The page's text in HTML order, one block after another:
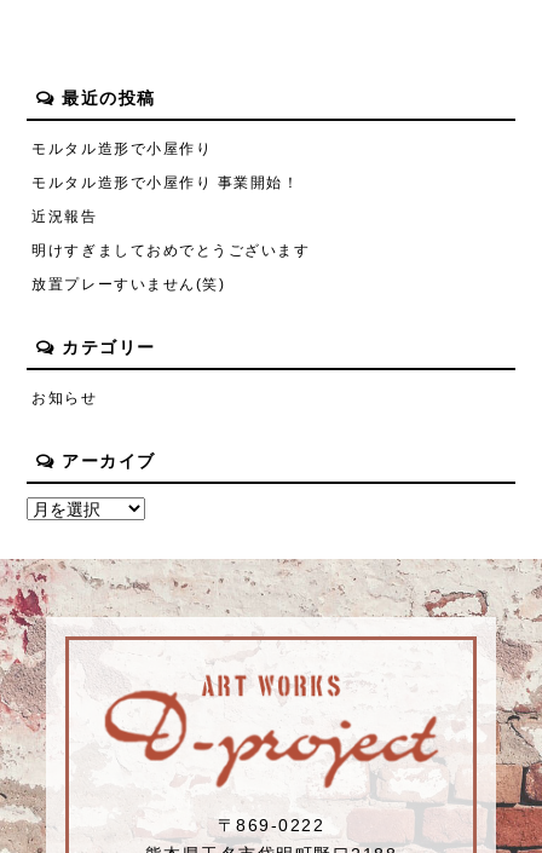
最近の投稿
モルタル造形で小屋作り
モルタル造形で小屋作り 事業開始！
近況報告
明けすぎましておめでとうございます
放置プレーすいません(笑)
カテゴリー
お知らせ
アーカイブ
〒869-0222